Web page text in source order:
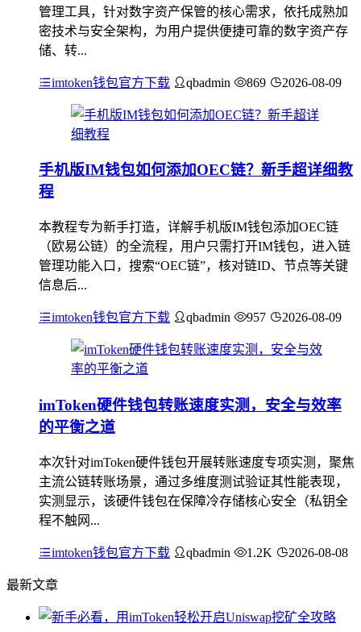
管理工具，针对数字资产保管的核心需求，依托成熟加
密技术与安全架构，为用户提供便捷可靠的数字资产存
储、转...
imtoken钱包官方下载 qbadmin 869 2026-08-09
手机版IM钱包如何添加OEC链？新手超详细教
程
本教程专为新手打造，详解手机版IM钱包添加OEC链
（欧易公链）的全流程，用户只需打开IM钱包，进入链
管理功能入口，搜索“OEC链”，核对链ID、节点等关键
信息后...
imtoken钱包官方下载 qbadmin 957 2026-08-09
imToken硬件钱包转账速度实测，安全与效率
的平衡之道
本次针对imToken硬件钱包开展转账速度专项实测，聚焦
主流公链转账场景，通过多维度测试验证其性能表现，
实测显示，该硬件钱包在保障冷存储核心安全（私钥全
程不触网...
imtoken钱包官方下载 qbadmin 1.2K 2026-08-08
最新文章